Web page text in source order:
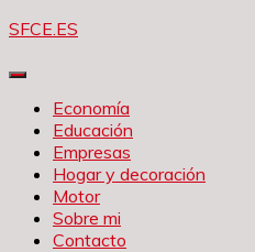
Saltar
contenido
SFCE.ES
Economía
Educación
Empresas
Hogar y decoración
Motor
Sobre mi
Contacto